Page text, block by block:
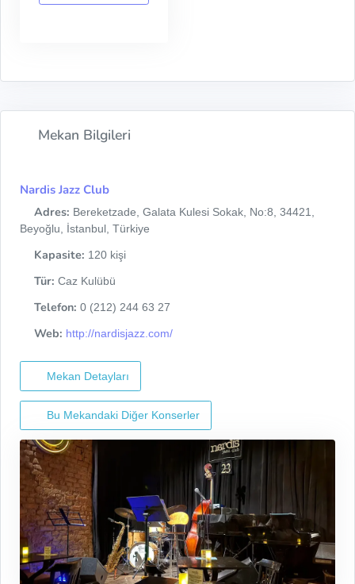
Mekan Bilgileri
Nardis Jazz Club
Adres: Bereketzade, Galata Kulesi Sokak, No:8, 34421,
Beyoğlu, İstanbul, Türkiye
Kapasite: 120 kişi
Tür: Caz Kulübü
Telefon: 0 (212) 244 63 27
Web: http://nardisjazz.com/
Mekan Detayları
Bu Mekandaki Diğer Konserler